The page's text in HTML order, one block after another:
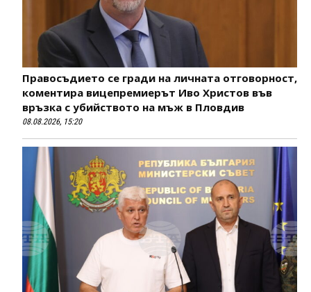
Правосъдието се гради на личната отговорност,
коментира вицепремиерът Иво Христов във
връзка с убийството на мъж в Пловдив
08.08.2026, 15:20